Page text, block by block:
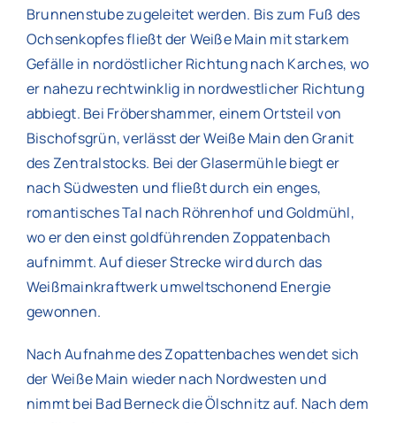
Brunnenstube zugeleitet werden. Bis zum Fuß des
Ochsenkopfes fließt der Weiße Main mit starkem
Gefälle in nordöstlicher Richtung nach Karches, wo
er nahezu rechtwinklig in nordwestlicher Richtung
abbiegt. Bei Fröbershammer, einem Ortsteil von
Bischofsgrün, verlässt der Weiße Main den Granit
des Zentralstocks. Bei der Glasermühle biegt er
nach Südwesten und fließt durch ein enges,
romantisches Tal nach Röhrenhof und Goldmühl,
wo er den einst goldführenden Zoppatenbach
aufnimmt. Auf dieser Strecke wird durch das
Weißmainkraftwerk umweltschonend Energie
gewonnen.
Nach Aufnahme des Zopattenbaches wendet sich
der Weiße Main wieder nach Nordwesten und
nimmt bei Bad Berneck die Ölschnitz auf. Nach dem